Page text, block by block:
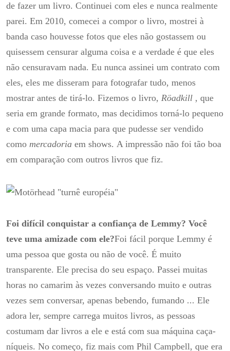
de fazer um livro. Continuei com eles e nunca realmente
parei. Em 2010, comecei a compor o livro, mostrei à
banda caso houvesse fotos que eles não gostassem ou
quisessem censurar alguma coisa e a verdade é que eles
não censuravam nada. Eu nunca assinei um contrato com
eles, eles me disseram para fotografar tudo, menos
mostrar antes de tirá-lo. Fizemos o livro, Röadkill , que
seria em grande formato, mas decidimos torná-lo pequeno
e com uma capa macia para que pudesse ser vendido
como mercadoria em shows. A impressão não foi tão boa
em comparação com outros livros que fiz.
Foi difícil conquistar a confiança de Lemmy? Você
teve uma amizade com ele?Foi fácil porque Lemmy é
uma pessoa que gosta ou não de você. É muito
transparente. Ele precisa do seu espaço. Passei muitas
horas no camarim às vezes conversando muito e outras
vezes sem conversar, apenas bebendo, fumando ... Ele
adora ler, sempre carrega muitos livros, as pessoas
costumam dar livros a ele e está com sua máquina caça-
níqueis. No começo, fiz mais com Phil Campbell, que era